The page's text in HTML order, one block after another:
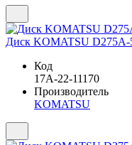
Диск KOMATSU D275A-
Код
17A-22-11170
Производитель
KOMATSU